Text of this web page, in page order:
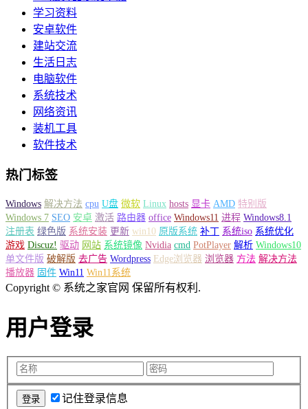
学习资料
安卓软件
建站交流
生活日志
电脑软件
系统技术
网络资讯
装机工具
软件技术
热门标签
Windows 解决方法 cpu U盘 微软 Linux hosts 显卡 AMD 特别版
Windows 7 SEO 安卓 激活 路由器 office Windows11 进程 Windows8.1
注册表 绿色版 系统安装 更新 win10 原版系统 补丁 系统iso 系统优化
游戏 Discuz! 驱动 网站 系统镜像 Nvidia cmd PotPlayer 解析 Windows10
单文件版 破解版 去广告 Wordpress Edge浏览器 浏览器 方法 解决方法
播放器 固件 Win11 Win11系统
Copyright © 系统之家官网 保留所有权利.
用户登录
记住登录信息